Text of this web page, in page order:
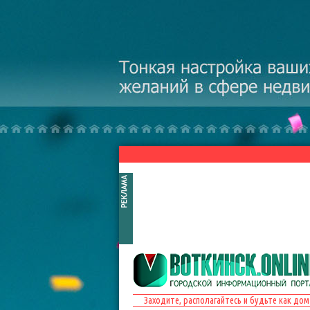
Заходите, располагайтесь и будьте как